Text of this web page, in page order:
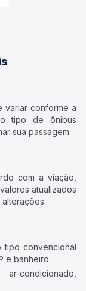
variar conforme a
tipo de ônibus
sua passagem.
com a viação,
atualizados
tipo convencional
e banheiro.
condicionado,